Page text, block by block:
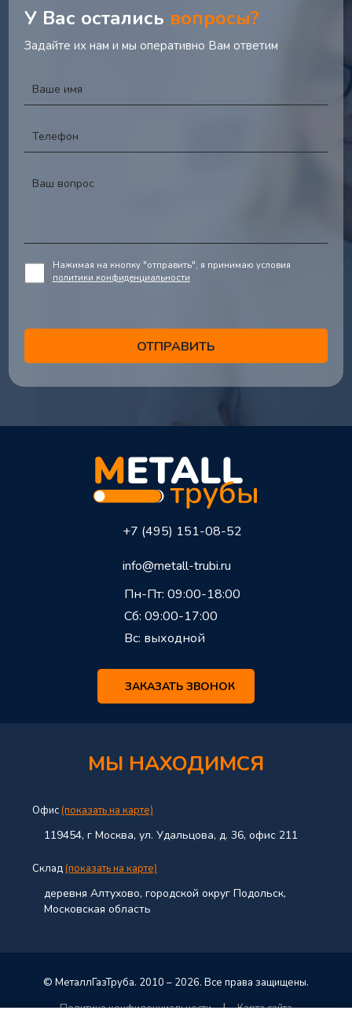
У Вас остались вопросы?
Задайте их нам и мы оперативно Вам ответим
Нажимая на кнопку "отправить", я принимаю условия
политики конфиденциальности
+7 (495) 151-08-52
info@metall-trubi.ru
Пн-Пт: 09:00-18:00
Сб: 09:00-17:00
Вс: выходной
ЗАКАЗАТЬ ЗВОНОК
МЫ НАХОДИМСЯ
Офис(показать на карте)
119454, г Москва, ул. Удальцова, д. 36, офис 211
Склад(показать на карте)
деревня Алтухово, городской округ Подольск,
Московская область
© МеталлГазТруба. 2010 – 2026. Все права защищены.
Политика конфиденциальности | Карта сайта